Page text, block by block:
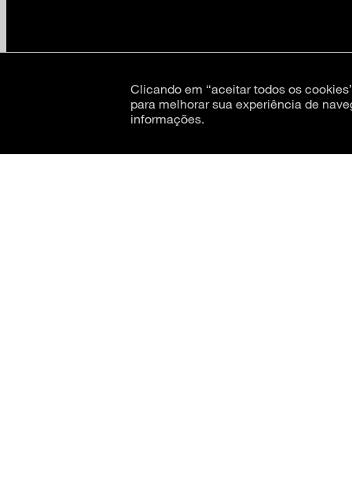
CNPJ: 62.520.218/0001-24Razão social: Museu de Arte Moderna de São Paulo
Clicando em “aceitar todos os
para melhorar sua experiência de
informações.